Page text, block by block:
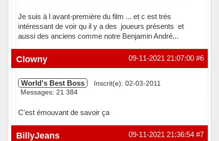
Je suis à l avant-première du film ... et c est très
intéressant de voir qu il y a des joueurs présents et
aussi des anciens comme notre Benjamin André...
Hors ligne #6
09-11-2021 21:07:00
Clowny
World's Best Boss
Inscrit(e): 02-03-2011
Messages: 21 384
C'est émouvant de savoir ça
En ligne #7
09-11-2021 21:36:54
BillyJeans